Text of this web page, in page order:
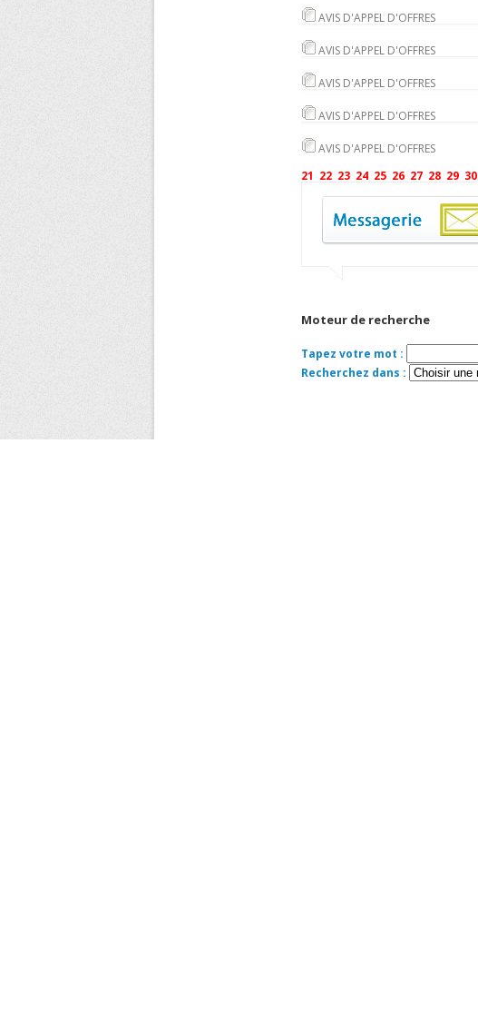
AVIS D'APPEL D'OFFRES
AVIS D'APPEL D'OFFRES
AVIS D'APPEL D'OFFRES
AVIS D'APPEL D'OFFRES
AVIS D'APPEL D'OFFRES
21 22 23 24 25 26 27 28 29 30
Moteur de recherche
Tapez votre mot :
Recherchez dans :